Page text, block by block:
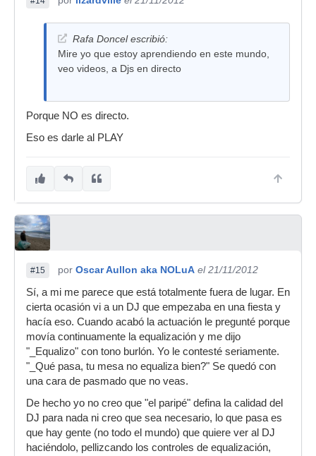
Rafa Doncel escribió:
Mire yo que estoy aprendiendo en este mundo,
veo videos, a Djs en directo
Porque NO es directo.
Eso es darle al PLAY
#15 por Oscar Aullon aka NOLuA el 21/11/2012
Sí, a mi me parece que está totalmente fuera de lugar. En
cierta ocasión vi a un DJ que empezaba en una fiesta y
hacía eso. Cuando acabó la actuación le pregunté porque
movía continuamente la equalización y me dijo
"_Equalizo" con tono burlón. Yo le contesté seriamente.
"_Qué pasa, tu mesa no equaliza bien?" Se quedó con
una cara de pasmado que no veas.
De hecho yo no creo que "el paripé" defina la calidad del
DJ para nada ni creo que sea necesario, lo que pasa es
que hay gente (no todo el mundo) que quiere ver al DJ
haciéndolo, pellizcando los controles de equalización,